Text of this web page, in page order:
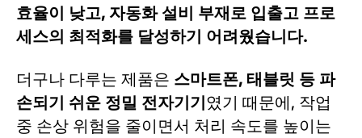
효율이 낮고, 자동화 설비 부재로 입출고 프로
세스의 최적화를 달성하기 어려웠습니다.
더구나 다루는 제품은 스마트폰, 태블릿 등 파
손되기 쉬운 정밀 전자기기였기 때문에, 작업
중 손상 위험을 줄이면서 처리 속도를 높이는